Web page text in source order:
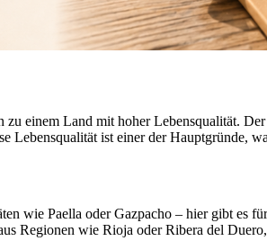
einem Land mit hoher Lebensqualität.
Lebensqualität ist einer der Hauptgründe,
wie Paella oder Gazpacho – hier gibt es
Regionen wie Rioja oder Ribera del